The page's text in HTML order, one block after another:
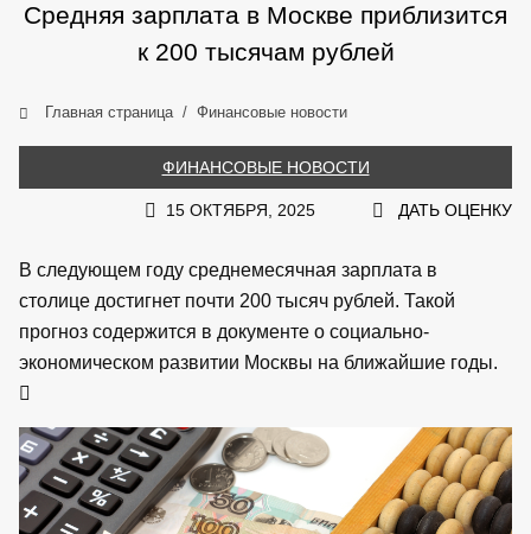
Средняя зарплата в Москве приблизится
к 200 тысячам рублей
Главная страница Финансовые новости
ФИНАНСОВЫЕ НОВОСТИ
15 ОКТЯБРЯ, 2025 ДАТЬ ОЦЕНКУ
В следующем году среднемесячная зарплата в
столице достигнет почти 200 тысяч рублей. Такой
прогноз содержится в документе о социально-
экономическом развитии Москвы на ближайшие годы.